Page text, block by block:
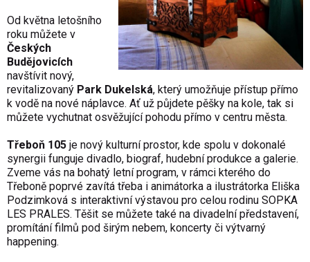
Od května letošního
roku můžete v
Českých
Budějovicích
navštívit nový,
revitalizovaný Park Dukelská, který umožňuje přístup přímo
k vodě na nové náplavce. Ať už půjdete pěšky na kole, tak si
můžete vychutnat osvěžující pohodu přímo v centru města.
Třeboň 105 je nový kulturní prostor, kde spolu v dokonalé
synergii funguje divadlo, biograf, hudební produkce a galerie.
Zveme vás na bohatý letní program, v rámci kterého do
Třeboně poprvé zavítá třeba i animátorka a ilustrátorka Eliška
Podzimková s interaktivní výstavou pro celou rodinu SOPKA
LES PRALES. Těšit se můžete také na divadelní představení,
promítání filmů pod širým nebem, koncerty či výtvarný
happening.